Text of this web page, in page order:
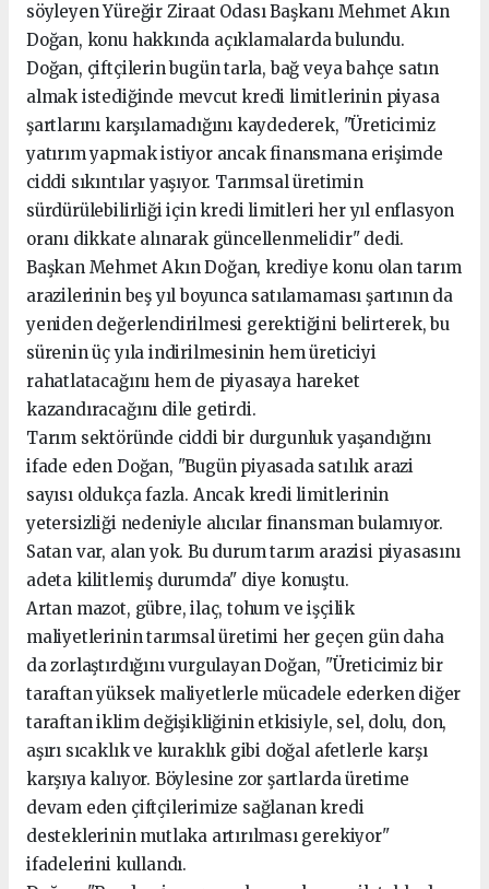
söyleyen Yüreğir Ziraat Odası Başkanı Mehmet Akın
Doğan, konu hakkında açıklamalarda bulundu.
Doğan, çiftçilerin bugün tarla, bağ veya bahçe satın
almak istediğinde mevcut kredi limitlerinin piyasa
şartlarını karşılamadığını kaydederek, "Üreticimiz
yatırım yapmak istiyor ancak finansmana erişimde
ciddi sıkıntılar yaşıyor. Tarımsal üretimin
sürdürülebilirliği için kredi limitleri her yıl enflasyon
oranı dikkate alınarak güncellenmelidir" dedi.
Başkan Mehmet Akın Doğan, krediye konu olan tarım
arazilerinin beş yıl boyunca satılamaması şartının da
yeniden değerlendirilmesi gerektiğini belirterek, bu
sürenin üç yıla indirilmesinin hem üreticiyi
rahatlatacağını hem de piyasaya hareket
kazandıracağını dile getirdi.
Tarım sektöründe ciddi bir durgunluk yaşandığını
ifade eden Doğan, "Bugün piyasada satılık arazi
sayısı oldukça fazla. Ancak kredi limitlerinin
yetersizliği nedeniyle alıcılar finansman bulamıyor.
Satan var, alan yok. Bu durum tarım arazisi piyasasını
adeta kilitlemiş durumda" diye konuştu.
Artan mazot, gübre, ilaç, tohum ve işçilik
maliyetlerinin tarımsal üretimi her geçen gün daha
da zorlaştırdığını vurgulayan Doğan, "Üreticimiz bir
taraftan yüksek maliyetlerle mücadele ederken diğer
taraftan iklim değişikliğinin etkisiyle, sel, dolu, don,
aşırı sıcaklık ve kuraklık gibi doğal afetlerle karşı
karşıya kalıyor. Böylesine zor şartlarda üretime
devam eden çiftçilerimize sağlanan kredi
desteklerinin mutlaka artırılması gerekiyor"
ifadelerini kullandı.